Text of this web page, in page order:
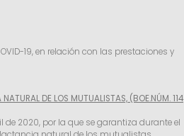
19, en relación con las prestaciones y
DE LOS MUTUALISTAS, (BOE.NÚM. 114
de 2020, por la que se garantiza durante el